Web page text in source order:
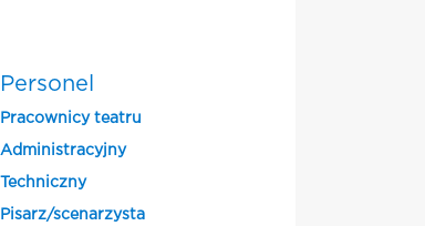
Personel
Pracownicy teatru
Administracyjny
Techniczny
Pisarz/scenarzysta